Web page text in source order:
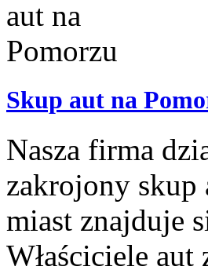
Skup aut na
Nasza firma
zakrojony
miast znajduje
Właściciele